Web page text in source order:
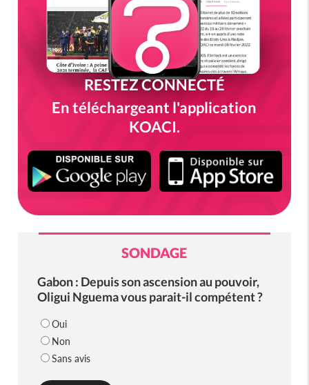
RESTEZ CONNECTÉ
En téléchargeant l'application
KOACI.
SONDAGE
Gabon : Depuis son ascension au pouvoir,
Oligui Nguema vous parait-il compétent ?
Oui
Non
Sans avis